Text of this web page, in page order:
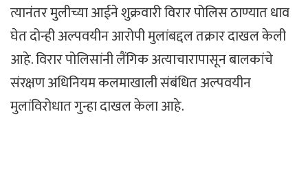
त्यानंतर मुलीच्या आईने शुक्रवारी विरार पोलिस ठाण्यात धाव
घेत दोन्ही अल्पवयीन आरोपी मुलांबद्दल तक्रार दाखल केली
आहे. विरार पोलिसांनी लैंगिक अत्याचारापासून बालकांचे
संरक्षण अधिनियम कलमाखाली संबंधित अल्पवयीन
मुलांविरोधात गुन्हा दाखल केला आहे.